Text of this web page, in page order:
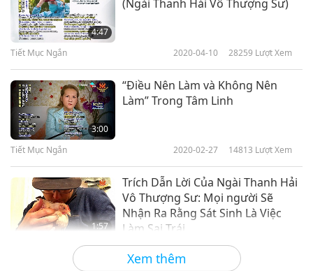
Xem thêm
4:47
(Ngài Thanh Hải Vô Thượng Sư)
Tiết Mục Ngắn 2020-04-10 28259 Lượt Xem
3:00
“Điều Nên Làm và Không Nên
Làm” Trong Tâm Linh
Tiết Mục Ngắn 2020-02-27 14813 Lượt Xem
1:57
Trích Dẫn Lời Của Ngài Thanh Hải
Vô Thượng Sư: Mọi người Sẽ
Nhận Ra Rằng Sát Sinh Là Việc
Làm Sai Trái
2020-02-01 21048